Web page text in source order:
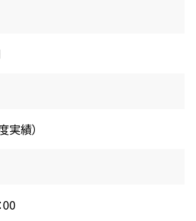
実績）
00